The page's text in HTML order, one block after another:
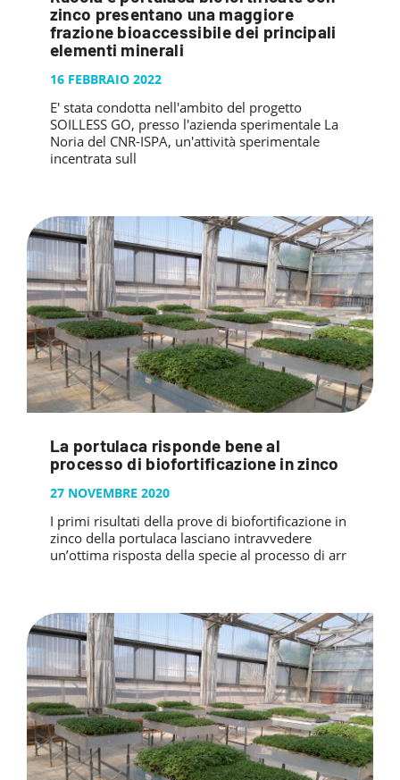
SYSMAN PROGETTI & SERVIZI SRL
TASK 3.6
TASK 3.7
TASK 3.9
TASK 3.10
PUBBLICAZIONI
ARTICOLO DELLA SETTIMANA
RASSEGNA STAMPA
TESI DI LAUREA
GALLERY
FOTO GALLERY
VIDEO GALLERY
CONTATTI
zinco presentano una maggiore
frazione bioaccessibile dei principali
elementi minerali
16 FEBBRAIO 2022
E' stata condotta nell'ambito del progetto
SOILLESS GO, presso l'azienda sperimentale La
Noria del CNR-ISPA, un'attività sperimentale
incentrata sull
La portulaca risponde bene al
processo di biofortificazione in zinco
27 NOVEMBRE 2020
I primi risultati della prove di biofortificazione in
zinco della portulaca lasciano intravvedere
un’ottima risposta della specie al processo di arr